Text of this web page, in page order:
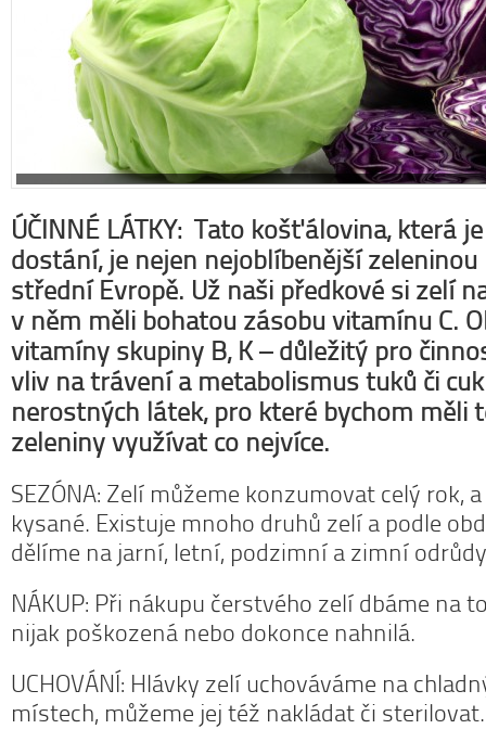
ÚČINNÉ LÁTKY: Tato košťálovina, která
dostání, je nejen nejoblíbenější zeleninou
střední Evropě. Už naši předkové si zelí
v něm měli bohatou zásobu vitamínu C.
vitamíny skupiny B, K – důležitý pro
vliv na trávení a metabolismus tuků či
nerostných látek, pro které bychom měli
zeleniny využívat co nejvíce.
SEZÓNA: Zelí můžeme konzumovat celý rok,
kysané. Existuje mnoho druhů zelí a podle
dělíme na jarní, letní, podzimní a zimní
NÁKUP: Při nákupu čerstvého zelí dbáme na
nijak poškozená nebo dokonce nahnilá.
UCHOVÁNÍ: Hlávky zelí uchováváme na
místech, můžeme jej též nakládat či sterilovat.